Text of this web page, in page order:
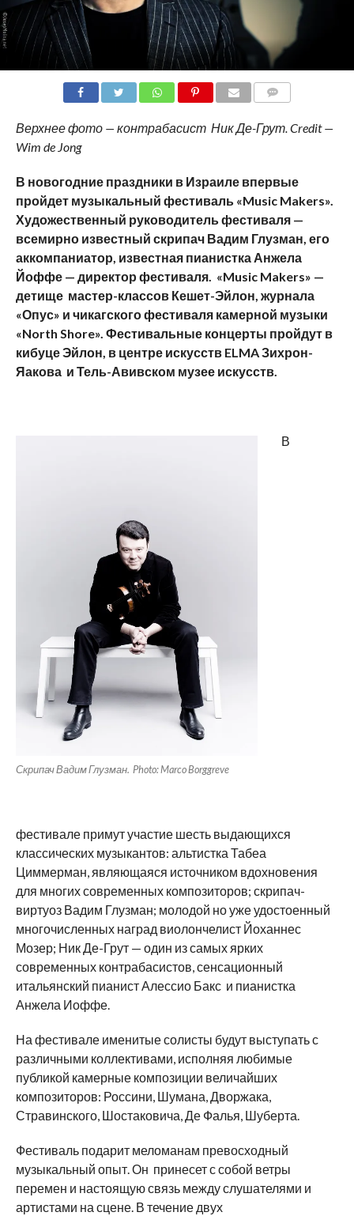
Верхнее фото — контрабасист Ник Де-Грут. Credit —
Wim de Jong
В новогодние праздники в Израиле впервые
пройдет музыкальный фестиваль «Music Makers».
Художественный руководитель фестиваля —
всемирно известный скрипач Вадим Глузман, его
аккомпаниатор, известная пианистка Анжела
Йоффе — директор фестиваля. «Music Makers» —
детище мастер-классов Кешет-Эйлон, журнала
«Опус» и чикагского фестиваля камерной музыки
«North Shore». Фестивальные концерты пройдут в
кибуце Эйлон, в центре искусств ELMAЗихрон-
Яакова и Тель-Авивском музее искусств.
Скрипач Вадим Глузман. Photo: Marco Borggreve
В
фестивале примут участие шесть выдающихся
классических музыкантов: альтистка Табеа
Циммерман, являющаяся источником вдохновения
для многих современных композиторов; скрипач-
виртуоз Вадим Глузман; молодой но уже удостоенный
многочисленных наград виолончелист Йоханнес
Мозер; Ник Де-Грут — один из самых ярких
современных контрабасистов, сенсационный
итальянский пианист Алессио Бакс и пианистка
Анжела Иоффе.
На фестивале именитые солисты будут выступать с
различными коллективами, исполняя любимые
публикой камерные композиции величайших
композиторов: Россини, Шумана, Дворжака,
Стравинского, Шостаковича, Де Фалья, Шуберта.
Фестиваль подарит меломанам превосходный
музыкальный опыт. Он принесет с собой ветры
перемен и настоящую связь между слушателями и
артистами на сцене. В течение двух